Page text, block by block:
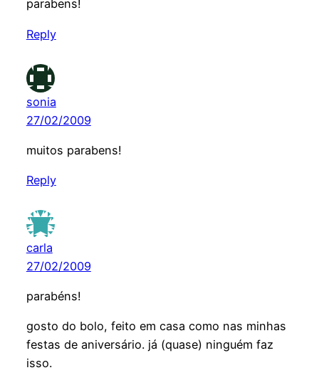
parabens!
Reply
sonia
27/02/2009
muitos parabens!
Reply
carla
27/02/2009
parabéns!
gosto do bolo, feito em casa como nas minhas
festas de aniversário. já (quase) ninguém faz
isso.